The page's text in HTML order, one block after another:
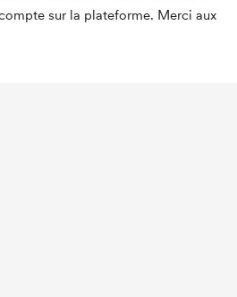
sur la plateforme. Merci aux